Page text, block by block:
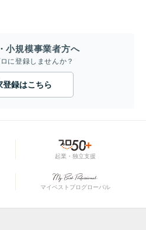
小規模事業者方へ
に登録しませんか？
登録はこちら
起業・独立支援
マイベストプログローバル